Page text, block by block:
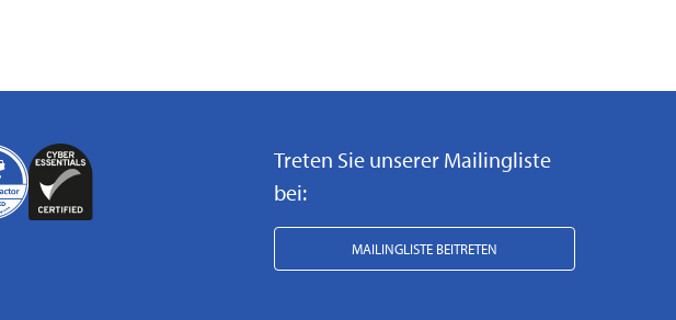
Treten Sie unserer Mailingliste
bei:
MAILINGLISTE BEITRETEN